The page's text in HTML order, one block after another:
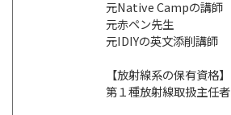
元Native Campの講師
元赤ペン先生
元IDIYの英文添削講師
【放射線系の保有資格】
第１種放射線取扱主任者